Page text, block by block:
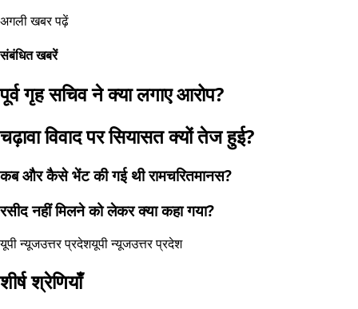
अगली खबर पढ़ें
संबंधित खबरें
पूर्व गृह सचिव ने क्या लगाए आरोप?
चढ़ावा विवाद पर सियासत क्यों तेज हुई?
कब और कैसे भेंट की गई थी रामचरितमानस?
रसीद नहीं मिलने को लेकर क्या कहा गया?
यूपी न्यूजउत्तर प्रदेशयूपी न्यूजउत्तर प्रदेश
शीर्ष श्रेणियाँ